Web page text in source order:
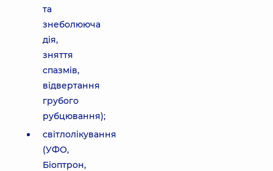
та
знеболююча
дія,
зняття
спазмів,
відвертання
грубого
рубцювання);
світлолікування
(УФО,
Біоптрон,